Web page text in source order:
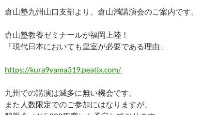
倉山塾九州山口支部より、倉山満講演会のご案内です。
倉山塾教養ゼミナールが福岡上陸！
「現代日本においても皇室が必要である理由」
https://kura9yama319.peatix.com/
九州での講演は滅多に無い機会です。
また人数限定でのご参加にはなりますが、